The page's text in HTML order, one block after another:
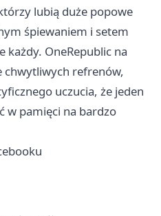
lubią duże popowe
śpiewaniem i setem
każdy. OneRepublic na
chwytliwych refrenów,
uczucia, że jeden
w pamięci na bardzo